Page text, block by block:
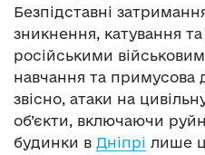
Безпідставні
зникнення, катування та
російськими
навчання та примусова
звісно, ​​атаки на
об’єкти, включаючи
будинки в Дніпрі лише